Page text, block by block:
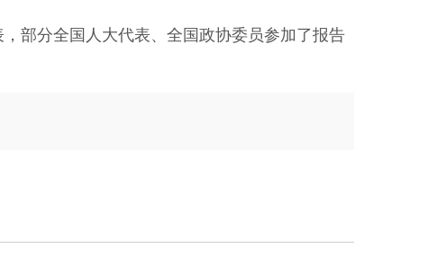
部分全国人大代表、全国政协委员参加了报告